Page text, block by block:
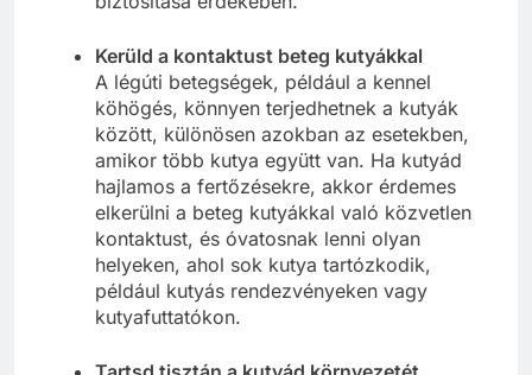
Kerüld a kontaktust beteg kutyákkal
A légúti betegségek, például a kennel
köhögés, könnyen terjedhetnek a kutyák
között, különösen azokban az esetekben,
amikor több kutya együtt van. Ha kutyád
hajlamos a fertőzésekre, akkor érdemes
elkerülni a beteg kutyákkal való közvetlen
kontaktust, és óvatosnak lenni olyan
helyeken, ahol sok kutya tartózkodik,
például kutyás rendezvényeken vagy
kutyafuttatókon.